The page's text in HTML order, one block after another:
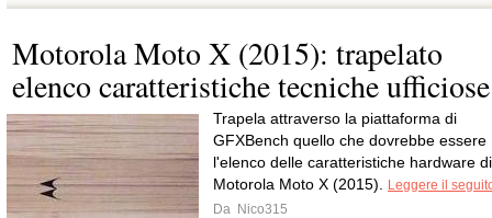
Motorola Moto X (2015): trapelato
elenco caratteristiche tecniche ufficiose
Trapela attraverso la piattaforma di
GFXBench quello che dovrebbe essere
l'elenco delle caratteristiche hardware di
Motorola Moto X (2015).
Leggere il
Da Nico315